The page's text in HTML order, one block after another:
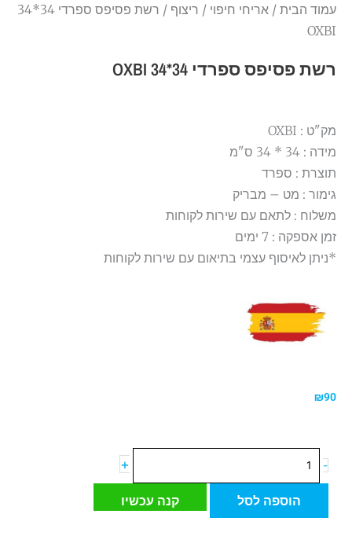
עמוד הבית / אריחי חיפוי / ריצוף
/ רשת פסיפס ספרדי 34*34
OXBI
רשת פסיפס ספרדי 34*34 OXBI
מק"ט : OXBI
מידה : 34 * 34 ס"מ
תוצרת : ספרד
גימור : מט – מבריק
משלוח : לתאם עם שירות לקוחות
זמן אספקה : 7 ימים
*ניתן לאיסוף עצמי בתיאום עם שירות לקוחות
₪90
-
של
פסיפס
+
הוספה לסל קנה עכשיו